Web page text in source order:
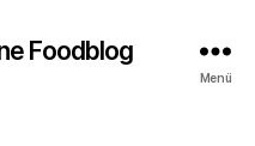
Foodblog
Menü